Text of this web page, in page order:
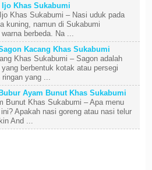
Ijo Khas Sukabumi
Khas Sukabumi – Nasi uduk pada
kuning, namun di Sukabumi
berbeda. Na ...
Kacang Khas Sukabumi
Khas Sukabumi – Sagon adalah
berbentuk kotak atau persegi
ringan yang ...
Ayam Bunut Khas Sukabumi
Bunut Khas Sukabumi – Apa menu
Apakah nasi goreng atau nasi telur
And ...